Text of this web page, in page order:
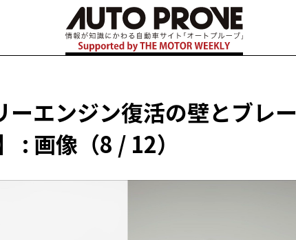
エンジン復活の壁とブレー
: 画像（8 / 12）